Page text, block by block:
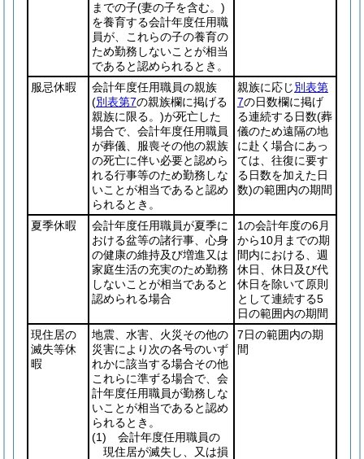
までの子(妻の子を含む。)
を養育する会計年度任用職
員が、これらの子の養育の
ため勤務しないことが相当
であると認められるとき。
服忌休暇
会計年度任用職員の親族
(別表第7の親族欄に掲げる
親族に限る。)が死亡した
場合で、会計年度任用職員
が葬儀、服喪その他の親族
の死亡に伴い必要と認めら
れる行事等のため勤務しな
いことが相当であると認め
られるとき。
親族に応じ別表第
7の日数欄に掲げ
る連続する日数(葬
儀のため遠隔の地
に赴く場合にあっ
ては、往復に要す
る日数を加えた日
数)の範囲内の期間
夏季休暇
会計年度任用職員が夏季に
おける盆等の諸行事、心身
の健康の維持及び増進又は
家庭生活の充実のため勤務
しないことが相当であると
認められる場合
1の会計年度の6月
から10月までの期
間内における、週
休日、休日及び代
休日を除いて原則
として連続する5
日の範囲内の期間
現住居の
滅失等休
暇
地震、水害、火災その他の
災害により次の各号のいず
れかに該当する場合その他
これらに準ずる場合で、会
計年度任用職員が勤務しな
いことが相当であると認め
られるとき。
(1) 会計年度任用職員の
現住居が滅失し、又は損
7日の範囲内の期
間